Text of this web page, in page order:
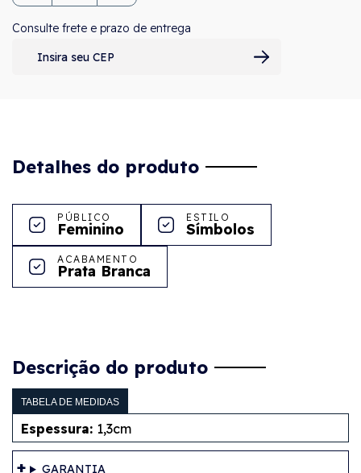
Consulte frete e prazo de entrega
Detalhes do produto
PÚBLICO
Feminino
ESTILO
Símbolos
ACABAMENTO
Prata Branca
Descrição do produto
TABELA DE MEDIDAS
Espessura: 1,3cm
GARANTIA